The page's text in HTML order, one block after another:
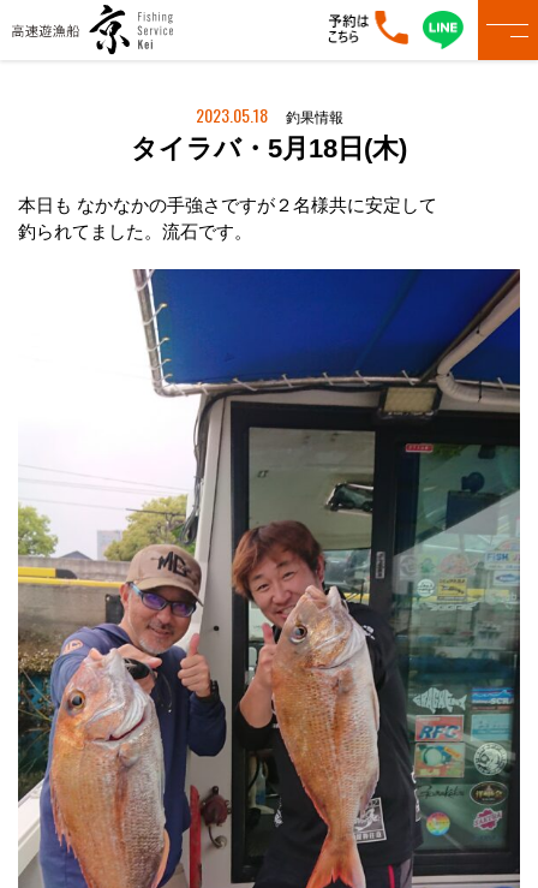
2023.05.18 釣果情報
タイラバ・5月18日(木)
本日も なかなかの手強さですが２名様共に安定して
釣られてました。流石です。